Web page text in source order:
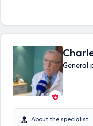
General
About the specialist